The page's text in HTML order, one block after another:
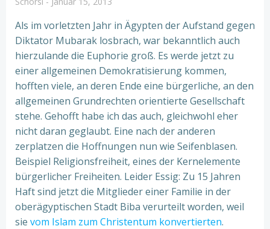
Als im vorletzten Jahr in Ägypten der Aufstand gegen
Diktator Mubarak losbrach, war bekanntlich auch
hierzulande die Euphorie groß. Es werde jetzt zu
einer allgemeinen Demokratisierung kommen,
hofften viele, an deren Ende eine bürgerliche, an den
allgemeinen Grundrechten orientierte Gesellschaft
stehe. Gehofft habe ich das auch, gleichwohl eher
nicht daran geglaubt. Eine nach der anderen
zerplatzen die Hoffnungen nun wie Seifenblasen.
Beispiel Religionsfreiheit, eines der Kernelemente
bürgerlicher Freiheiten. Leider Essig: Zu 15 Jahren
Haft sind jetzt die Mitglieder einer Familie in der
oberägyptischen Stadt Biba verurteilt worden, weil
sie vom Islam zum Christentum konvertierten.